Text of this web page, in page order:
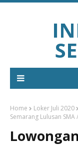
Home Loker Juli 2020
Semarang Lulusan SMA